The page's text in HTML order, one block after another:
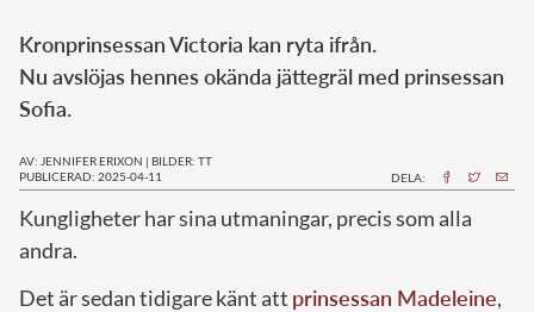
Kronprinsessan Victoria kan ryta ifrån.
Nu avslöjas hennes okända jättegräl med prinsessan
Sofia.
AV: JENNIFER ERIXON | BILDER: TT
PUBLICERAD: 2025-04-11
DELA:
Kungligheter har sina utmaningar, precis som alla
andra.
Det är sedan tidigare känt att prinsessan Madeleine,